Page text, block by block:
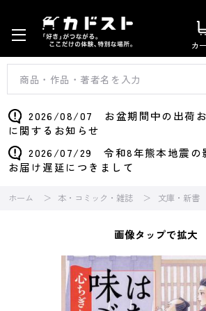
カ
2026/08/07 お盆期間中の出荷お
に関するお知らせ
2026/07/29 令和8年熊本地震の
お届け遅延につきまして
ホーム 本・コミック・雑誌 文庫・新書
画像タップで拡大